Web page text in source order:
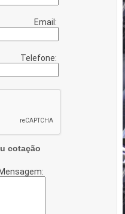
Email:
Telefone:
cotação
Mensagem: